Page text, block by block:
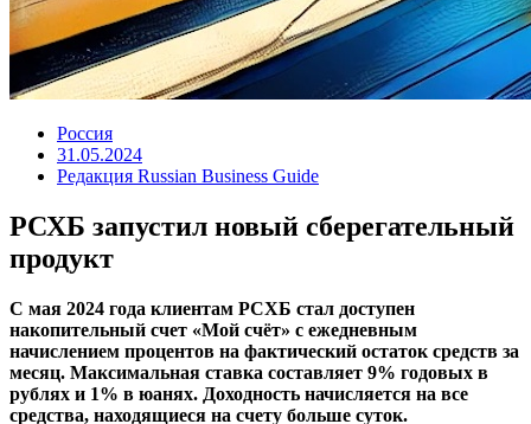
Россия
31.05.2024
Редакция Russian Business Guide
РСХБ запустил новый сберегательный
продукт
С мая 2024 года клиентам РСХБ стал доступен
накопительный счет «Мой счёт» с ежедневным
начислением процентов на фактический остаток средств за
месяц. Максимальная ставка составляет 9% годовых в
рублях и 1% в юанях. Доходность начисляется на все
средства, находящиеся на счету больше суток.